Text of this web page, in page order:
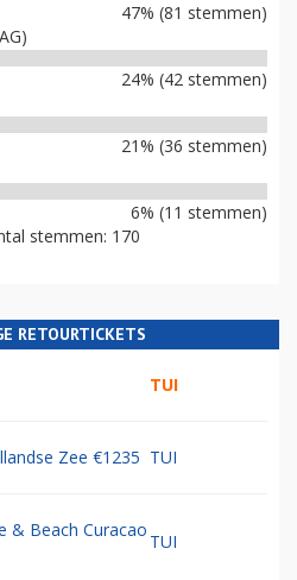
47% (81 stemmen)
24% (42 stemmen)
21% (36 stemmen)
6% (11 stemmen)
stemmen: 170
RETOURTICKETS
TUI
Zee €1235 TUI
& Beach Curacao
TUI